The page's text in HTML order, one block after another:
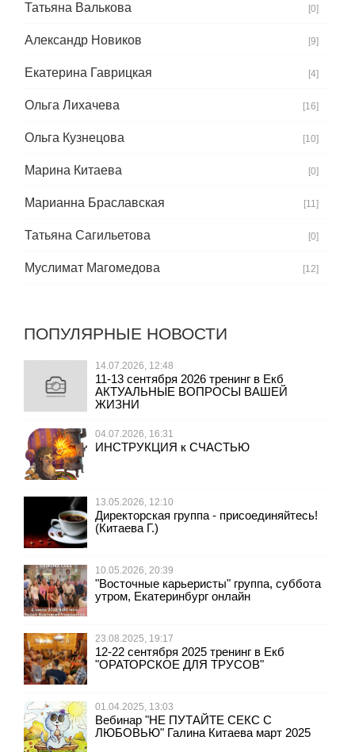
Татьяна Валькова [0]
Александр Новиков [9]
Екатерина Гаврицкая [4]
Ольга Лихачева [16]
Ольга Кузнецова [10]
Марина Китаева [0]
Марианна Браславская [11]
Татьяна Сагильетова [0]
Муслимат Магомедова [12]
ПОПУЛЯРНЫЕ НОВОСТИ
14.07.2026, 12:48
11-13 сентября 2026 тренинг в Екб
АКТУАЛЬНЫЕ ВОПРОСЫ ВАШЕЙ
ЖИЗНИ
04.07.2026, 16:31
ИНСТРУКЦИЯ к СЧАСТЬЮ
13.05.2026, 12:10
Директорская группа - присоединяйтесь!
(Китаева Г.)
10.05.2026, 20:39
"Восточные карьеристы" группа, суббота
утром, Екатеринбург онлайн
23.08.2025, 19:17
12-22 сентября 2025 тренинг в Екб
"ОРАТОРСКОЕ ДЛЯ ТРУСОВ"
01.04.2025, 13:03
Вебинар "НЕ ПУТАЙТЕ СЕКС С
ЛЮБОВЬЮ" Галина Китаева март 2025